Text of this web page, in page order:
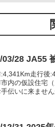
03/28 JA55
走行後
内の仮設住宅
伝いに来ませ